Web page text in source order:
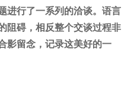
进行了一系列的洽谈。语言
阻碍，相反整个交谈过程非
影留念，记录这美好的一